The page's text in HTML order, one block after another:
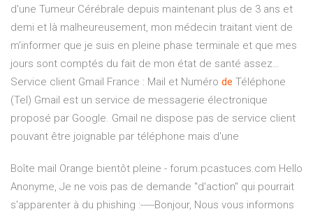
d'une Tumeur Cérébrale depuis maintenant plus de 3 ans et
demi et là malheureusement, mon médecin traitant vient de
m'informer que je suis en pleine phase terminale et que mes
jours sont comptés du fait de mon état de santé assez…
Service client Gmail France : Mail et Numéro de Téléphone
(Tel) Gmail est un service de messagerie électronique
proposé par Google. Gmail ne dispose pas de service client
pouvant être joignable par téléphone mais d'une
Boîte mail Orange bientôt pleine - forum.pcastuces.com Hello
Anonyme, Je ne vois pas de demande "d'action" qui pourrait
s'apparenter à du phishing :-----Bonjour, Nous vous informons